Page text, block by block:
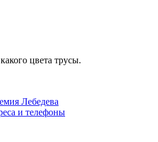
цвета трусы.
Лебедева
и телефоны